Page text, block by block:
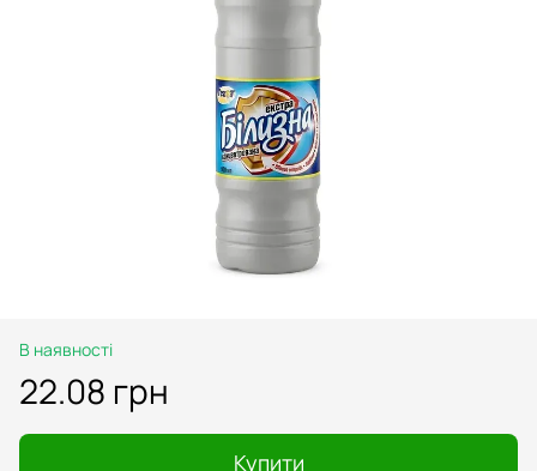
В наявності
22.08 грн
Купити